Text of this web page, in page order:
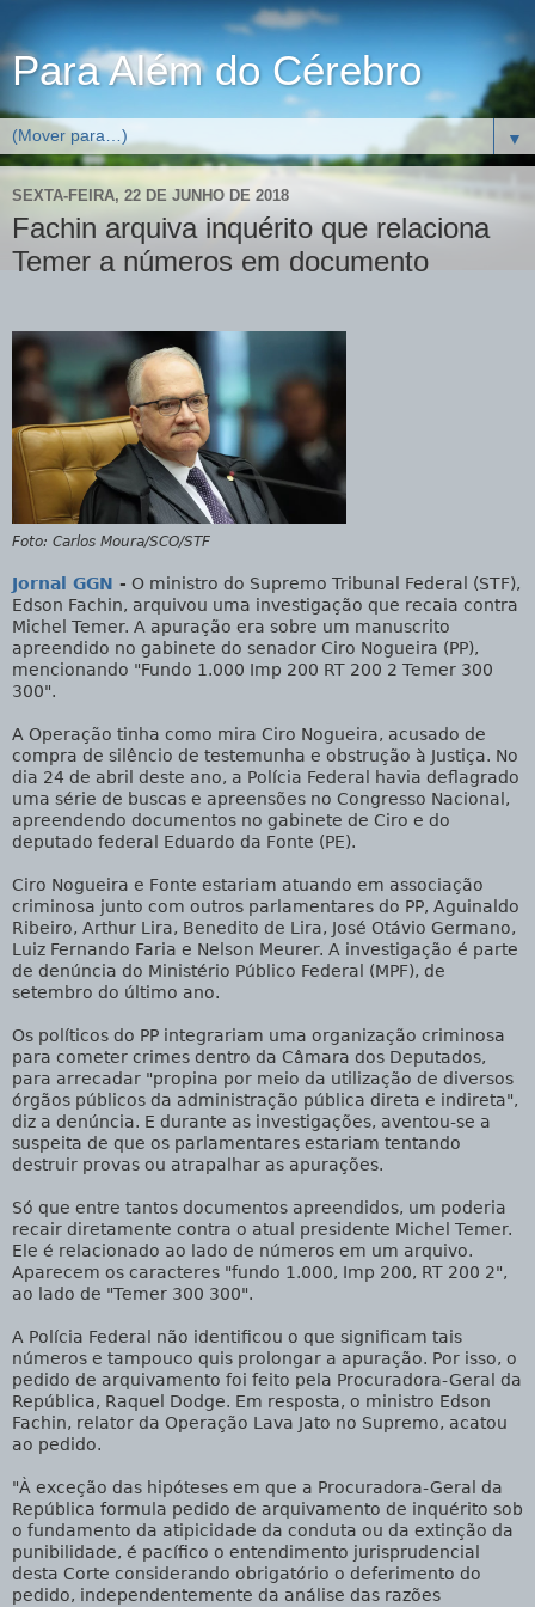
Para Além do Cérebro
▼
SEXTA-FEIRA, 22 DE JUNHO DE 2018
Fachin arquiva inquérito que relaciona
Temer a números em documento
Foto: Carlos Moura/SCO/STF
Jornal GGN - O ministro do Supremo Tribunal Federal (STF),
Edson Fachin, arquivou uma investigação que recaia contra
Michel Temer. A apuração era sobre um manuscrito
apreendido no gabinete do senador Ciro Nogueira (PP),
mencionando "Fundo 1.000 Imp 200 RT 200 2 Temer 300
300".
A Operação tinha como mira Ciro Nogueira, acusado de
compra de silêncio de testemunha e obstrução à Justiça. No
dia 24 de abril deste ano, a Polícia Federal havia deflagrado
uma série de buscas e apreensões no Congresso Nacional,
apreendendo documentos no gabinete de Ciro e do
deputado federal Eduardo da Fonte (PE).
Ciro Nogueira e Fonte estariam atuando em associação
criminosa junto com outros parlamentares do PP, Aguinaldo
Ribeiro, Arthur Lira, Benedito de Lira, José Otávio Germano,
Luiz Fernando Faria e Nelson Meurer. A investigação é parte
de denúncia do Ministério Público Federal (MPF), de
setembro do último ano.
Os políticos do PP integrariam uma organização criminosa
para cometer crimes dentro da Câmara dos Deputados,
para arrecadar "propina por meio da utilização de diversos
órgãos públicos da administração pública direta e indireta",
diz a denúncia. E durante as investigações, aventou-se a
suspeita de que os parlamentares estariam tentando
destruir provas ou atrapalhar as apurações.
Só que entre tantos documentos apreendidos, um poderia
recair diretamente contra o atual presidente Michel Temer.
Ele é relacionado ao lado de números em um arquivo.
Aparecem os caracteres "fundo 1.000, Imp 200, RT 200 2",
ao lado de "Temer 300 300".
A Polícia Federal não identificou o que significam tais
números e tampouco quis prolongar a apuração. Por isso, o
pedido de arquivamento foi feito pela Procuradora-Geral da
República, Raquel Dodge. Em resposta, o ministro Edson
Fachin, relator da Operação Lava Jato no Supremo, acatou
ao pedido.
"À exceção das hipóteses em que a Procuradora-Geral da
República formula pedido de arquivamento de inquérito sob
o fundamento da atipicidade da conduta ou da extinção da
punibilidade, é pacífico o entendimento jurisprudencial
desta Corte considerando obrigatório o deferimento do
pedido, independentemente da análise das razões